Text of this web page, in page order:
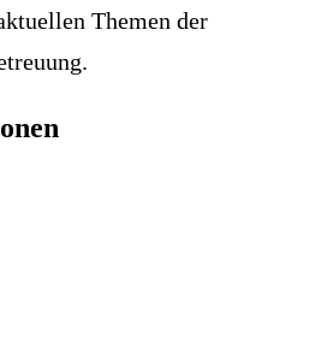
Themen der